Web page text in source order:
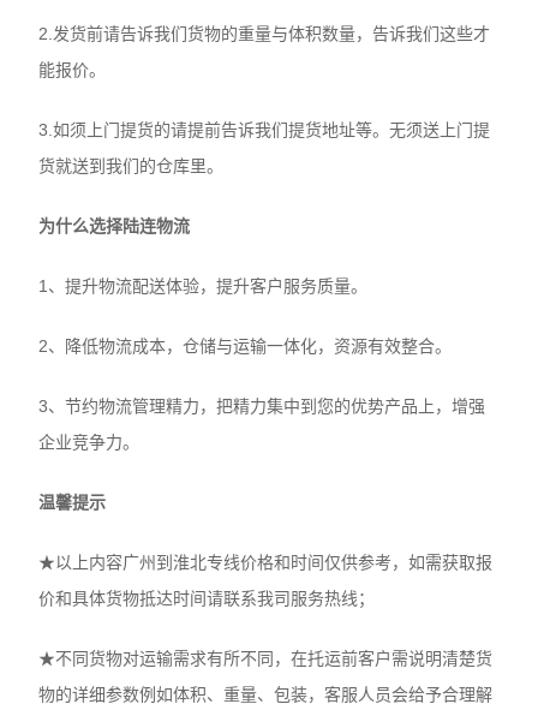
2.发货前请告诉我们货物的重量与体积数量，告诉我们这些才
能报价。
3.如须上门提货的请提前告诉我们提货地址等。无须送上门提
货就送到我们的仓库里。
为什么选择陆连物流
1、提升物流配送体验，提升客户服务质量。
2、降低物流成本，仓储与运输一体化，资源有效整合。
3、节约物流管理精力，把精力集中到您的优势产品上，增强
企业竞争力。
温馨提示
★以上内容广州到淮北专线价格和时间仅供参考，如需获取报
价和具体货物抵达时间请联系我司服务热线；
★不同货物对运输需求有所不同，在托运前客户需说明清楚货
物的详细参数例如体积、重量、包装，客服人员会给予合理解